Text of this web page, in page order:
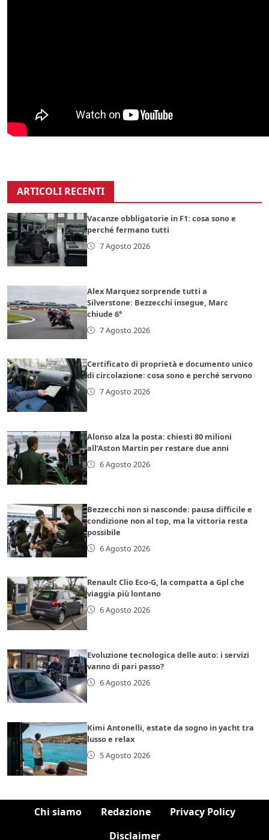
ARTICOLI RECENTI
Vacanze obbligatorie in F1: cosa sono e
perché fermano tutti
7 Agosto 2026
Alex Marquez sorprende tutti a
Silverstone: Bezzecchi insegue, Marc
chiude 6°
7 Agosto 2026
Certificato di proprietà e documento unico
di circolazione: cosa sono e perché servono
7 Agosto 2026
Alonso alza la posta: chiesti 80 milioni
all’Aston Martin per restare due anni
6 Agosto 2026
Bezzecchi non si nasconde: pausa difficile e
condizione non al top, ma la vittoria resta
possibile
6 Agosto 2026
Renault Clio Eco-G, la compatta a Gpl che
viaggia più lontano
6 Agosto 2026
Evoluzione tecnologica delle auto: i servizi
vanno di pari passo?
6 Agosto 2026
Kimi Antonelli, estate da sogno in yacht tra
lusso e relax
5 Agosto 2026
Chi siamo Redazione
Privacy Policy
Disclaimer